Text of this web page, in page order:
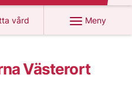
vård
på 1177.se
Meny
Västerort